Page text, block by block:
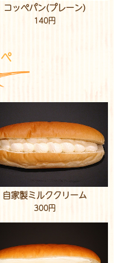
コッペパン(プレーン)
140円
自家製ミルククリーム
300円